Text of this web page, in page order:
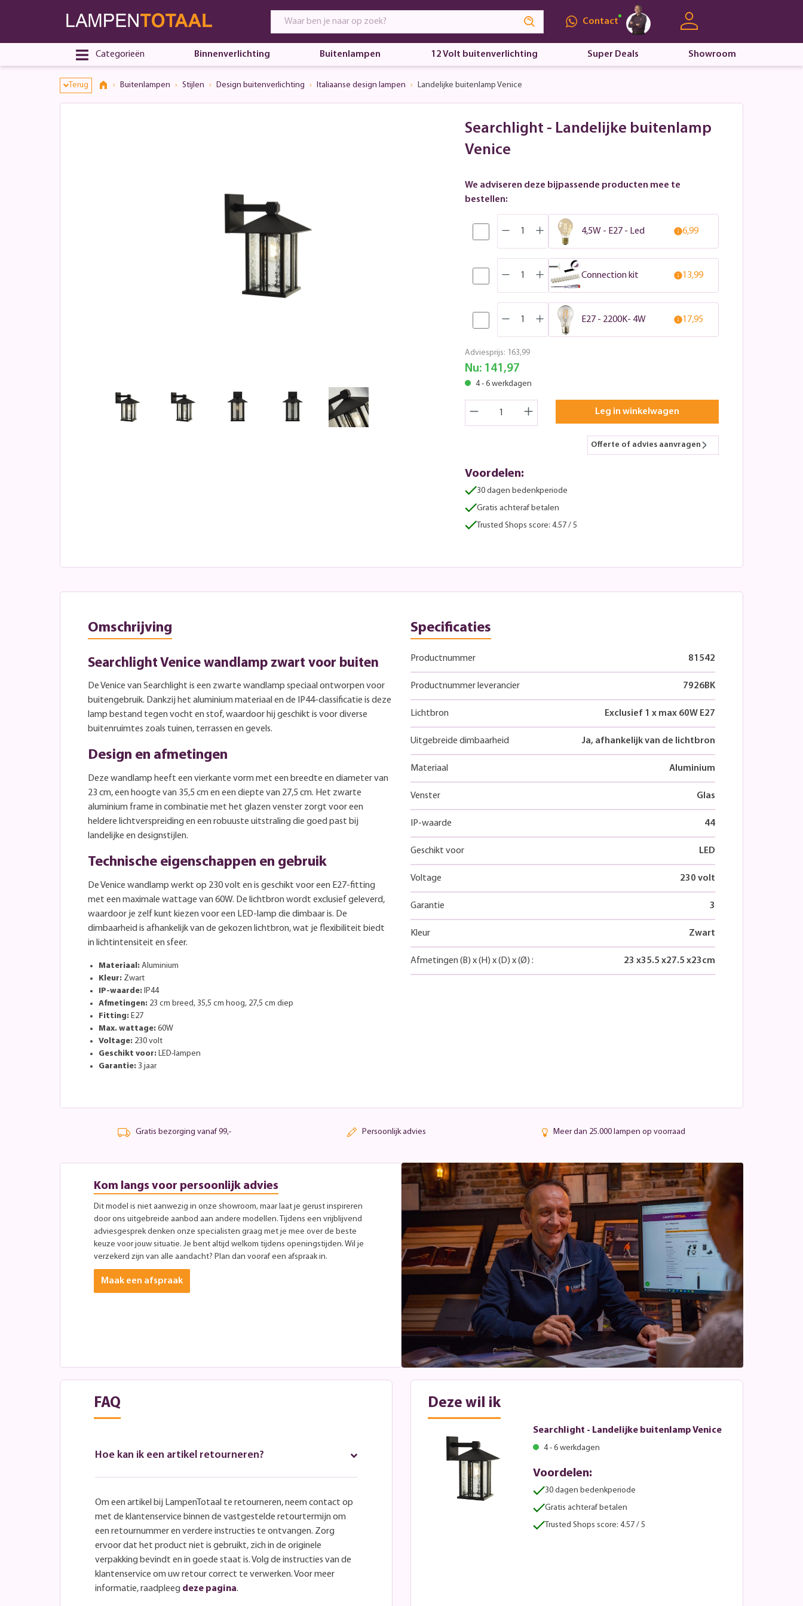
Contact
Categorieën Binnenverlichting Buitenlampen 12 Volt buitenverlichting Super Deals Showroom
Terug Buitenlampen Stijlen Design buitenverlichting Italiaanse design lampen Landelijke buitenlamp Venice
Searchlight - Landelijke buitenlamp
Venice
We adviseren deze bijpassende producten mee te
bestellen:
4,5W - E27 - Led 6,99
Connection kit 13,99
E27 - 2200K- 4W 17,95
Adviesprijs: 163,99
Nu: 141,97
4 - 6 werkdagen
Leg in winkelwagen
Offerte of advies aanvragen
Voordelen:
30 dagen bedenkperiode
Gratis achteraf betalen
Trusted Shops score: 4.57 / 5
Omschrijving
Searchlight Venice wandlamp zwart voor buiten
De Venice van Searchlight is een zwarte wandlamp speciaal ontworpen voor
buitengebruik. Dankzij het aluminium materiaal en de IP44-classificatie is deze
lamp bestand tegen vocht en stof, waardoor hij geschikt is voor diverse
buitenruimtes zoals tuinen, terrassen en gevels.
Design en afmetingen
Deze wandlamp heeft een vierkante vorm met een breedte en diameter van
23 cm, een hoogte van 35,5 cm en een diepte van 27,5 cm. Het zwarte
aluminium frame in combinatie met het glazen venster zorgt voor een
heldere lichtverspreiding en een robuuste uitstraling die goed past bij
landelijke en designstijlen.
Technische eigenschappen en gebruik
De Venice wandlamp werkt op 230 volt en is geschikt voor een E27-fitting
met een maximale wattage van 60W. De lichtbron wordt exclusief geleverd,
waardoor je zelf kunt kiezen voor een LED-lamp die dimbaar is. De
dimbaarheid is afhankelijk van de gekozen lichtbron, wat je flexibiliteit biedt
in lichtintensiteit en sfeer.
Materiaal: Aluminium
Kleur: Zwart
IP-waarde: IP44
Afmetingen: 23 cm breed, 35,5 cm hoog, 27,5 cm diep
Fitting: E27
Max. wattage: 60W
Voltage: 230 volt
Geschikt voor: LED-lampen
Garantie: 3 jaar
Specificaties
Productnummer 81542
Productnummer leverancier 7926BK
Lichtbron Exclusief 1 x max 60W E27
Uitgebreide dimbaarheid Ja, afhankelijk van de lichtbron
Materiaal Aluminium
Venster Glas
IP-waarde 44
Geschikt voor LED
Voltage 230 volt
Garantie 3
Kleur Zwart
Afmetingen (B) x(H) x(D) x(Ø) : 23 x35.5 x27.5 x23cm
Gratis bezorging vanaf 99,- Persoonlijk advies Meer dan 25.000 lampen op voorraad
Kom langs voor persoonlijk advies
Dit model is niet aanwezig in onze showroom, maar laat je gerust inspireren
door ons uitgebreide aanbod aan andere modellen. Tijdens een vrijblijvend
adviesgesprek denken onze specialisten graag met je mee over de beste
keuze voor jouw situatie. Je bent altijd welkom tijdens openingstijden. Wil je
verzekerd zijn van alle aandacht? Plan dan vooraf een afspraak in.
Maak een afspraak
FAQ
Hoe kan ik een artikel retourneren?
Om een artikel bij LampenTotaal te retourneren, neem contact op
met de klantenservice binnen de vastgestelde retourtermijn om
een retournummer en verdere instructies te ontvangen. Zorg
ervoor dat het product niet is gebruikt, zich in de originele
verpakking bevindt en in goede staat is. Volg de instructies van de
klantenservice om uw retour correct te verwerken. Voor meer
informatie, raadpleeg deze pagina.
Deze wil ik
Searchlight - Landelijke buitenlamp Venice
4 - 6 werkdagen
Voordelen:
30 dagen bedenkperiode
Gratis achteraf betalen
Trusted Shops score: 4.57 / 5